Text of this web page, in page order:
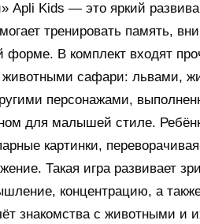
Apli Kids — это яркий
тренировать память,
форме. В комплект входят
животными сафари: львами,
персонажами,
для малышей стиле.
картинки,
Такая игра развивает
концентрацию, а
знакомства с животными и